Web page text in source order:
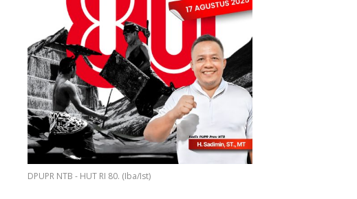
DPUPR NTB - HUT RI 80. (Iba/Ist)